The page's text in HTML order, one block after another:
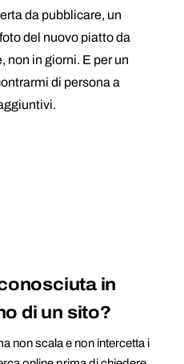
da pubblicare, un
del nuovo piatto da
non in giorni. E per un
di persona a
in
di un sito?
non scala e non intercetta i